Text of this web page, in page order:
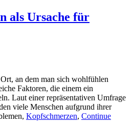
als Ursache für
an dem man sich wohlfühlen
Faktoren, die einem ein
Laut einer repräsentativen Umfrage
viele Menschen aufgrund ihrer
Kopfschmerzen, Continue